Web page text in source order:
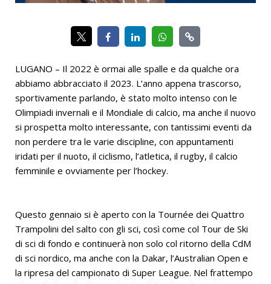
LUGANO – Il 2022 è ormai alle spalle e da qualche ora
abbiamo abbracciato il 2023. L’anno appena trascorso,
sportivamente parlando, è stato molto intenso con le
Olimpiadi invernali e il Mondiale di calcio, ma anche il nuovo
si prospetta molto interessante, con tantissimi eventi da
non perdere tra le varie discipline, con appuntamenti
iridati per il nuoto, il ciclismo, l’atletica, il rugby, il calcio
femminile e ovviamente per l’hockey.
Questo gennaio si è aperto con la Tournée dei Quattro
Trampolini del salto con gli sci, così come col Tour de Ski
di sci di fondo e continuerà non solo col ritorno della CdM
di sci nordico, ma anche con la Dakar, l’Australian Open e
la ripresa del campionato di Super League. Nel frattempo